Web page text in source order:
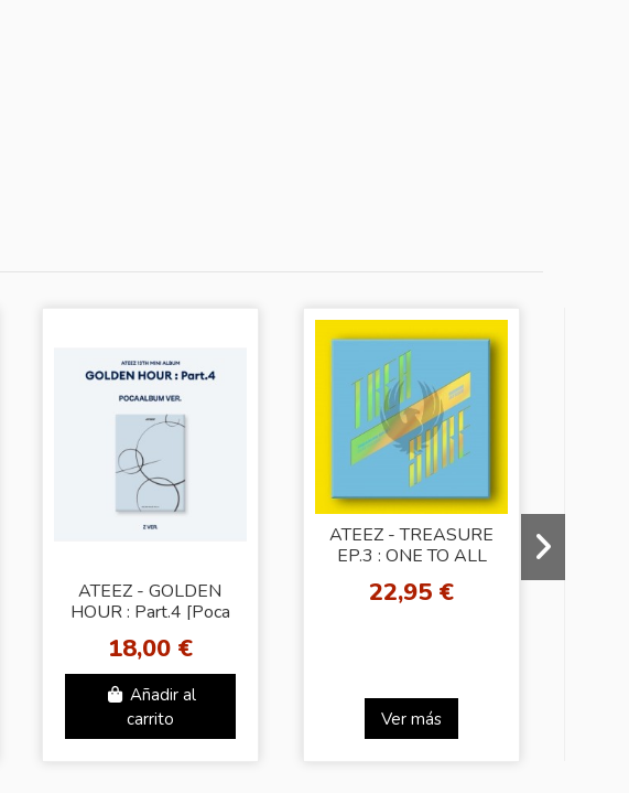
ATEEZ - GOLDEN
HOUR : Part.4 [Poca
18,00 €
Añadir al
carrito
ATEEZ - TREASURE
EP.3 : ONE TO ALL
22,95 €
Ver más